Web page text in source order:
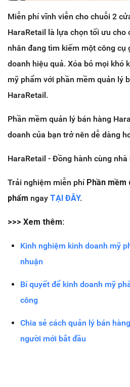
Miễn phí vĩnh viễn cho chuỗi 2
HaraRetail là lựa chọn tối ưu cho
nhân đang tìm kiếm một công cụ
doanh hiệu quả. Xóa bỏ mọi khó
mỹ phẩm với phần mềm quản lý
HaraRetail.
Phần mềm quản lý bán hàng
doanh của bạn trở nên dễ dàng
HaraRetail - Đồng hành cùng nhà
Trải nghiệm miễn phí Phần mềm
phẩm ngay TẠI ĐÂY.
>>> Xem thêm:
Kinh nghiệm kinh doanh mỹ
nhuận
Bí quyết để kinh doanh mỹ
công
Chia sẻ cách quản lý bán
người mới bắt đầu